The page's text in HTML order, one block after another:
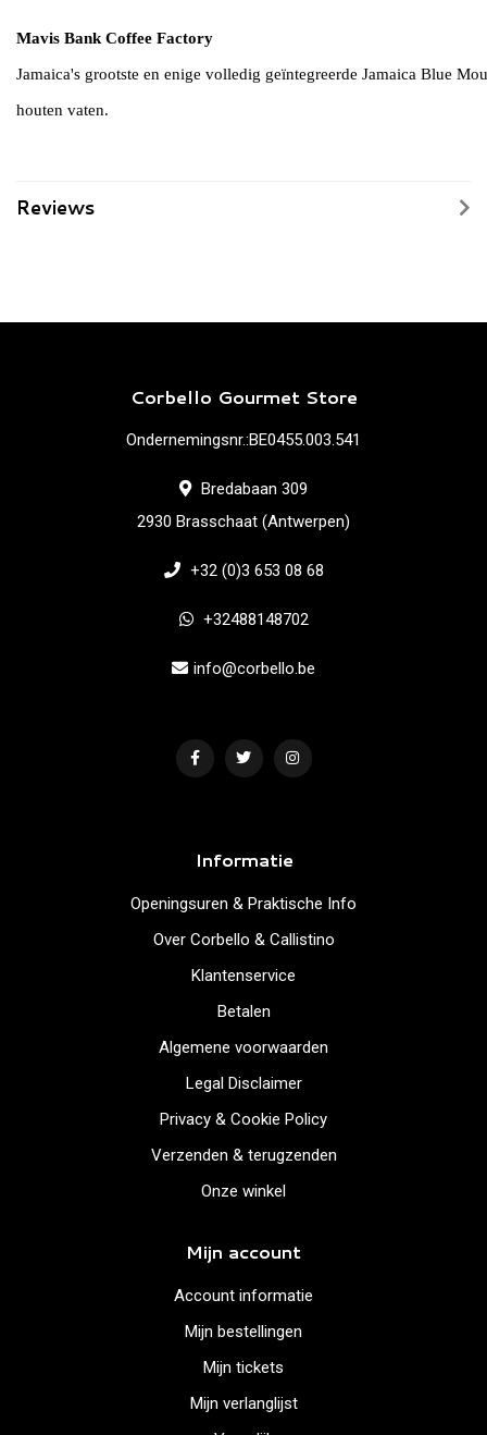
Mavis Bank Coffee Factory
Jamaica's grootste en enige volledig geïntegreerde Jamaica Blue
houten vaten.
Reviews
Corbello Gourmet Store
Ondernemingsnr.:BE0455.003.541
Bredabaan 309
2930 Brasschaat (Antwerpen)
+32 (0)3 653 08 68
+32488148702
info@corbello.be
Informatie
Openingsuren & Praktische Info
Over Corbello & Callistino
Klantenservice
Betalen
Algemene voorwaarden
Legal Disclaimer
Privacy & Cookie Policy
Verzenden & terugzenden
Onze winkel
Mijn account
Account informatie
Mijn bestellingen
Mijn tickets
Mijn verlanglijst